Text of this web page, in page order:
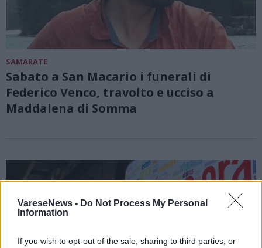
VareseNews - Do Not Process My Personal
Information
If you wish to opt-out of the sale, sharing to third parties, or
SAMARATE
Sabato a San Macario i funerali di
Federico Venco, travolto e ucciso a
Maddalena di Somma